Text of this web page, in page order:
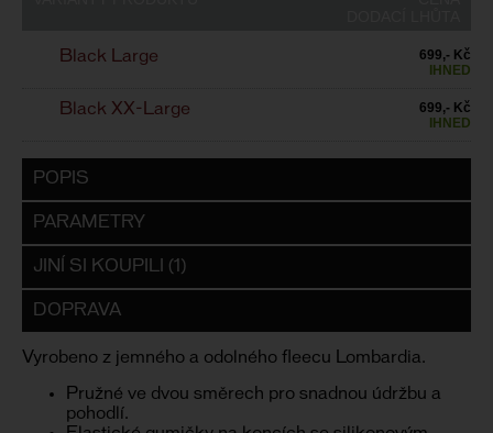
Black Large
699,- Kč
IHNED
Black XX-Large
699,- Kč
IHNED
POPIS
PARAMETRY
JINÍ SI KOUPILI (1)
DOPRAVA
Vyrobeno z jemného a odolného fleecu Lombardia.
Pružné ve dvou směrech pro snadnou údržbu a
pohodlí.